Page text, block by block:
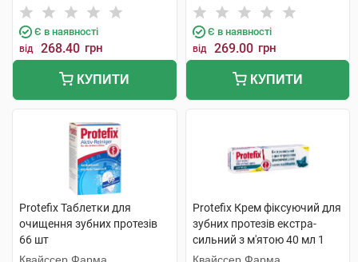
Є в наявності
від 268.40 грн
КУПИТИ
Є в наявності
від 269.00 грн
КУПИТИ
Protefix Таблетки для
очищення зубних протезів
66 шт
Protefix Крем фіксуючий для
зубних протезів екстра-
сильний з м'ятою 40 мл 1
туба